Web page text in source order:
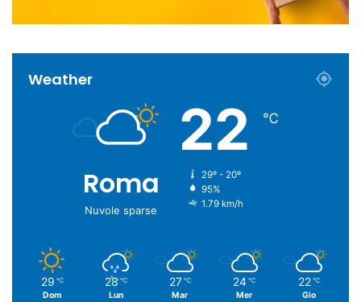
Weather
Roma
Nuvole sparse
22 ℃
29º - 20º
95%
1.79 km/h
29 ℃
Dom
28 ℃
Lun
27 ℃
Mar
24 ℃
Mer
22 ℃
Gio